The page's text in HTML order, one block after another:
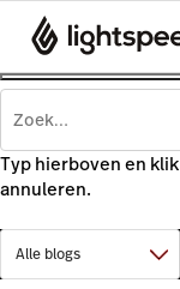
Typ hierboven en
annuleren.